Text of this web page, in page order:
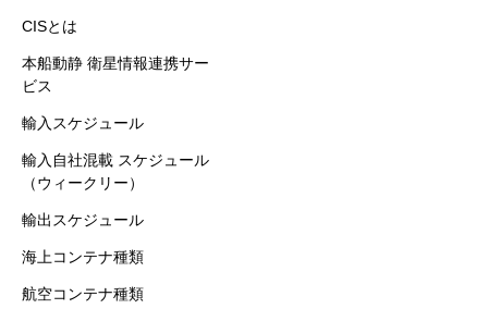
CISとは
本船動静 衛星情報連携サー
ビス
輸入スケジュール
輸入自社混載 スケジュール
（ウィークリー）
輸出スケジュール
海上コンテナ種類
航空コンテナ種類